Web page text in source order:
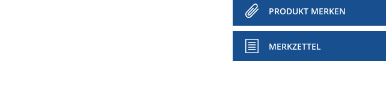
PRODUKT MERKEN
MERKZETTEL